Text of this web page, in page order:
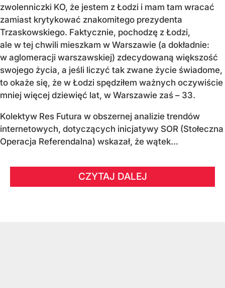
zwolenniczki KO, że jestem z Łodzi i mam tam wracać
zamiast krytykować znakomitego prezydenta
Trzaskowskiego. Faktycznie, pochodzę z Łodzi,
ale w tej chwili mieszkam w Warszawie (a dokładnie:
w aglomeracji warszawskiej) zdecydowaną większość
swojego życia, a jeśli liczyć tak zwane życie świadome,
to okaże się, że w Łodzi spędziłem ważnych oczywiście
mniej więcej dziewięć lat, w Warszawie zaś – 33.
Kolektyw Res Futura w obszernej analizie trendów
internetowych, dotyczących inicjatywy SOR (Stołeczna
Operacja Referendalna) wskazał, że wątek...
CZYTAJ DALEJ